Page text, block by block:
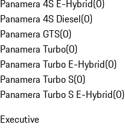
Panamera 4S E-Hybrid(0)
Panamera 4S Diesel(0)
Panamera GTS(0)
Panamera Turbo(0)
Panamera Turbo E-Hybrid(0)
Panamera Turbo S(0)
Panamera Turbo S E-Hybrid(0)
Executive